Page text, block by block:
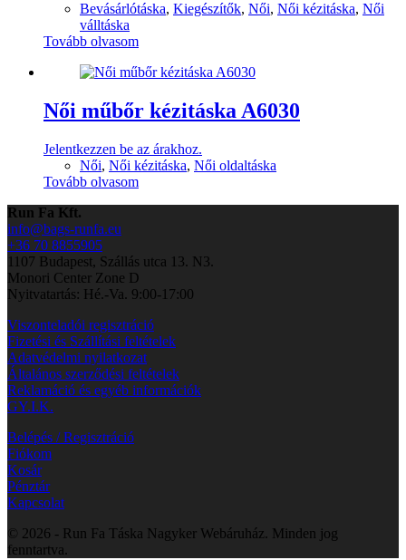
Bevásárlótáska, Kiegészítők, Női, Női kézitáska, Női
válltáska
Tovább olvasom
Női műbőr kézitáska A6030
Jelentkezzen be az árakhoz.
Női, Női kézitáska, Női oldaltáska
Tovább olvasom
Run Fa Kft.
info@bags-runfa.eu
+36 70 8855905
1107 Budapest, Szállás utca 13. N3.
Monori Center Zone D
Nyitvatartás: Hé.-Va. 9:00-17:00
Viszonteladói regisztráció
Fizetési és Szállítási feltételek
Adatvédelmi nyilatkozat
Általános szerződési feltételek
Reklamáció és egyéb információk
GY.I.K.
Belépés / Regisztráció
Fiókom
Kosár
Pénztár
Kapcsolat
© 2026 - Run Fa Táska Nagyker Webáruház. Minden jog
fenntartva.